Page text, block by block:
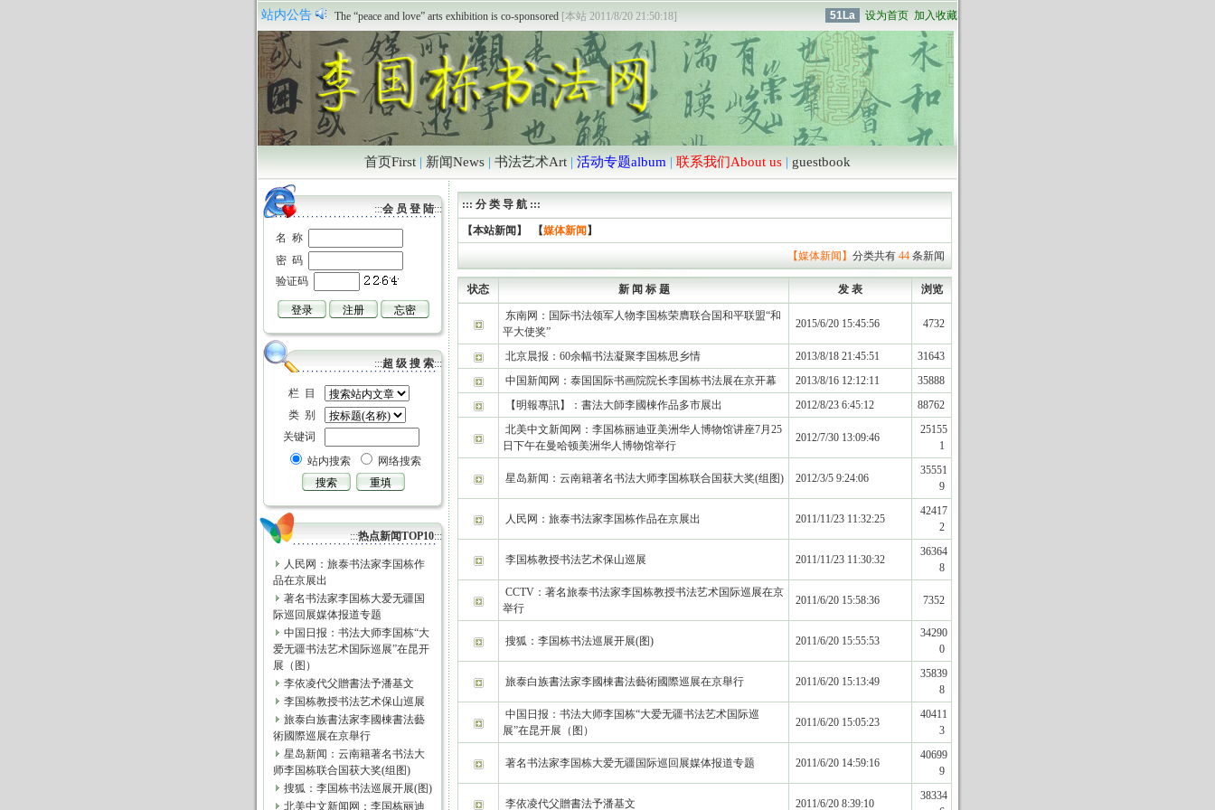
站内公告
The “peace and love” arts exhibition is co-sponsored [本站 2011/8/20 21:50:18] 51La 设为首页 加入收藏
首页First | 新闻News | 书法艺术Art | 活动专题album | 联系我们About us | guestbook
:::会 员 登 陆:::
名 称
密 码
验证码
:::超 级 搜 索:::
栏 目
类 别
关键词
站内搜索
网络搜索
:::热点新闻TOP10:::
人民网：旅泰书法家李国栋作
品在京展出
著名书法家李国栋大爱无疆国
际巡回展媒体报道专题
中国日报：书法大师李国栋“大
爱无疆书法艺术国际巡展”在昆开
展（图）
李依凌代父贈書法予潘基文
李国栋教授书法艺术保山巡展
旅泰白族書法家李國棟書法藝
術國際巡展在京舉行
星岛新闻：云南籍著名书法大
师李国栋联合国获大奖(组图)
搜狐：李国栋书法巡展开展(图)
北美中文新闻网：李国栋丽迪
::: 分 类 导 航 :::
【本站新闻】 【媒体新闻 】
【媒体新闻】 分类共有 44 条新闻
状态 新 闻 标 题 发 表 浏览
东南网：国际书法领军人物李国栋荣膺联合国和平联盟“和
平大使奖”
2015/6/20 15:45:56 4732
北京晨报：60余幅书法凝聚李国栋思乡情 2013/8/18 21:45:51
31643
中国新闻网：泰国国际书画院院长李国栋书法展在京开幕
2013/8/16 12:12:11
35888
【明報專訊】：書法大師李國棟作品多市展出
2012/8/23 6:45:12
88762
北美中文新闻网：李国栋丽迪亚美洲华人博物馆讲座7月25
日下午在曼哈顿美洲华人博物馆举行
2012/7/30 13:09:46
25155
1
星岛新闻：云南籍著名书法大师李国栋联合国获大奖(组图) 2012/3/5 9:24:06
35551
9
人民网：旅泰书法家李国栋作品在京展出 2011/11/23 11:32:25
42417
2
李国栋教授书法艺术保山巡展 2011/11/23 11:30:32
36364
8
CCTV：著名旅泰书法家李国栋教授书法艺术国际巡展在京
举行
2011/6/20 15:58:36 7352
搜狐：李国栋书法巡展开展(图) 2011/6/20 15:55:53
34290
0
旅泰白族書法家李國棟書法藝術國際巡展在京舉行 2011/6/20 15:13:49
35839
8
中国日报：书法大师李国栋“大爱无疆书法艺术国际巡
展”在昆开展（图）
2011/6/20 15:05:23
40411
3
著名书法家李国栋大爱无疆国际巡回展媒体报道专题 2011/6/20 14:59:16
40699
9
李依凌代父贈書法予潘基文 2011/6/20 8:39:10
38334